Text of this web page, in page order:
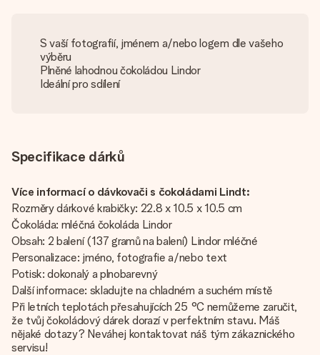
S vaší fotografií, jménem a/nebo logem dle vašeho
výběru
Plněné lahodnou čokoládou Lindor
Ideální pro sdílení
Specifikace dárků
Více informací o dávkovači s čokoládami Lindt:
Rozměry dárkové krabičky: 22.8 x 10.5 x 10.5 cm
Čokoláda: mléčná čokoláda Lindor
Obsah: 2 balení (137 gramů na balení) Lindor mléčné
Personalizace: jméno, fotografie a/nebo text
Potisk: dokonalý a plnobarevný
Další informace: skladujte na chladném a suchém místě
Při letních teplotách přesahujících 25 °C nemůžeme zaručit,
že tvůj čokoládový dárek dorazí v perfektním stavu. Máš
nějaké dotazy? Neváhej kontaktovat náš tým zákaznického
servisu!